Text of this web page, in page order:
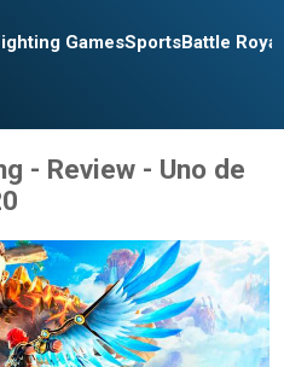
GamesSportsBattle
- Review - Uno de